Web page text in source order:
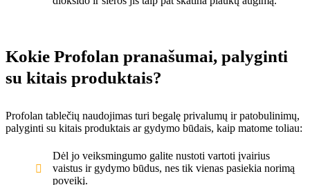
Kokie Profolan pranašumai, palyginti
su kitais produktais?
Profolan tablečių naudojimas turi begalę privalumų ir patobulinimų,
palyginti su kitais produktais ar gydymo būdais, kaip matome toliau:
Dėl jo veiksmingumo galite nustoti vartoti įvairius
vaistus ir gydymo būdus, nes tik vienas pasiekia norimą
poveikį.